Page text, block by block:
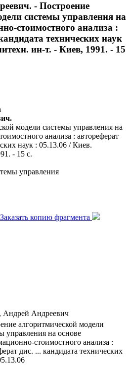
- Построение
системы управления на
стоимостного анализа :
технических наук
ин-т. - Киев, 1991. - 15
модели системы управления на
анализа : автореферат
наук : 05.13.06 / Киев.
- 15 с.
управления
Заказать копию фрагмента
Андрей Андреевич
алгоритмической модели
управления на основе
стоимостного анализа :
дис. ... кандидата технических